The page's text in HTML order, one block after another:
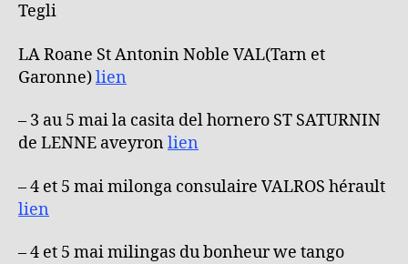
Tegli
LA Roane St Antonin Noble VAL(Tarn et
Garonne)lien
– 3 au 5 mai la casita del hornero ST SATURNIN
de LENNE aveyron lien
– 4 et 5 mai milonga consulaire VALROS hérault
lien
– 4 et 5 mai milingas du bonheur we tango